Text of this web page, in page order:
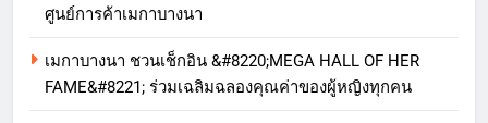
ศูนย์การค้าเมกาบางนา
เมกาบางนา ชวนเช็กอิน &#8220;MEGA HALL OF HER
FAME&#8221; ร่วมเฉลิมฉลองคุณค่าของผู้หญิงทุกคน